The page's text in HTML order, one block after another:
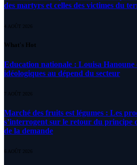
des martyrs et celles des victimes du
4 AOÛT 2026
What's Hot
Education nationale : Louisa Hanoune
idéologiques au dépend du secteur
7 AOÛT 2026
Marché des fruits est légumes : Les
s’interrogent sur le retour du principe
de la demande
6 AOÛT 2026